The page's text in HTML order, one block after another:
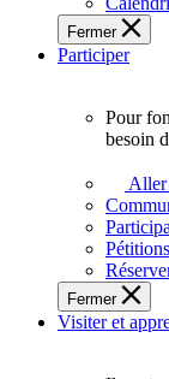
des
Ontariennes
et
Fermer
Participer
plein
potentiel,
l'Assemblée
a
besoin
de
Pour
besoin
Aller
Pétitions
Fermer
Visiter et